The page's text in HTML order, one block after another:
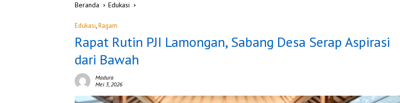
Beranda Edukasi
Edukasi,Ragam
Rapat Rutin PJI Lamongan, Sabang Desa Serap Aspirasi
dari Bawah
Madura
Mei 3, 2026